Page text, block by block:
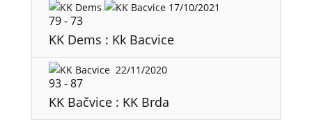
17/10/2021
79-73
KK Dems : Kk Bacvice
22/11/2020
93-87
KK Bačvice : KK Brda